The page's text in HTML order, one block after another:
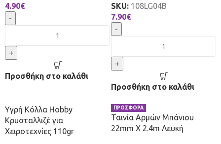
4.90€
-
+
Προσθήκη στο καλάθι
SKU: 108LG04B
7.90€
-
+
Προσθήκη στο καλάθι
Υγρή Κόλλα Hobby
Κρυσταλλιζέ για
Χειροτεχνίες 110gr
ΠΡΟΣΦΟΡΑ
Ταινία Αρμών Μπάνιου
22mm X 2.4m Λευκή